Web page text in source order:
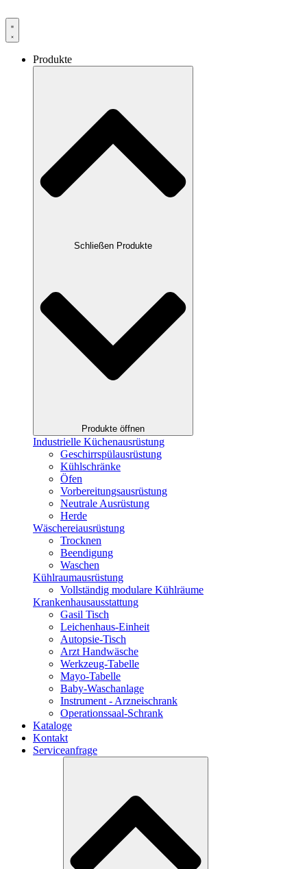
Produkte
Schließen Produkte
Produkte öffnen
Industrielle Küchenausrüstung
Geschirrspülausrüstung
Kühlschränke
Öfen
Vorbereitungsausrüstung
Neutrale Ausrüstung
Herde
Wäschereiausrüstung
Trocknen
Beendigung
Waschen
Kühlraumausrüstung
Vollständig modulare Kühlräume
Krankenhausausstattung
Gasil Tisch
Leichenhaus-Einheit
Autopsie-Tisch
Arzt Handwäsche
Werkzeug-Tabelle
Mayo-Tabelle
Baby-Waschanlage
Instrument - Arzneischrank
Operationssaal-Schrank
Kataloge
Kontakt
Serviceanfrage